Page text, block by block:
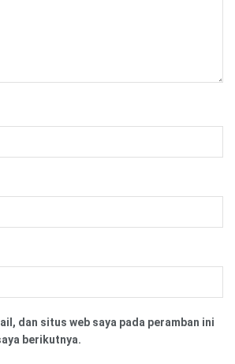
dan situs web saya pada peramban ini
berikutnya.